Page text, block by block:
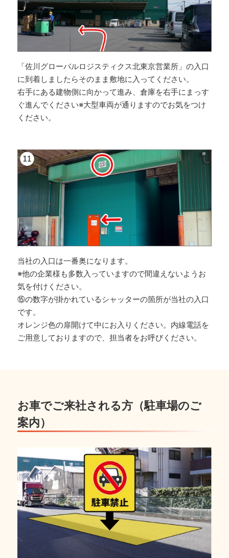
「佐川グローバルロジスティクス北東京営業所」の入口
に到着しましたらそのまま敷地に入ってください。
右手にある建物側に向かって進み、倉庫を右手にまっす
ぐ進んでください※大型車両が通りますのでお気をつけ
ください。
当社の入口は一番奥になります。
※他の企業様も多数入っていますので間違えないようお
気を付けください。
⑮の数字が掛かれているシャッターの箇所が当社の入口
です。
オレンジ色の扉開けて中にお入りください。内線電話を
ご用意しておりますので、担当者をお呼びください。
お車でご来社される方（駐車場のご
案内）